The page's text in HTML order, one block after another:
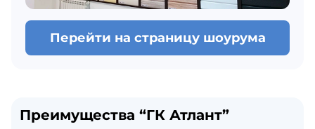
Перейти на страницу шоурума
Преимущества “ГК Атлант”